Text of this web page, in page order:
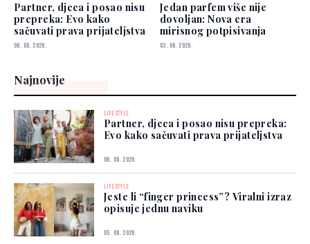
Partner, djeca i posao nisu
prepreka: Evo kako
sačuvati prava prijateljstva
06. 08. 2026.
Jedan parfem više nije
dovoljan: Nova era
mirisnog potpisivanja
03. 08. 2026.
Najnovije
LIFESTYLE
Partner, djeca i posao nisu prepreka:
Evo kako sačuvati prava prijateljstva
06. 08. 2026.
LIFESTYLE
Jeste li “finger princess”? Viralni izraz
opisuje jednu naviku
05. 08. 2026.